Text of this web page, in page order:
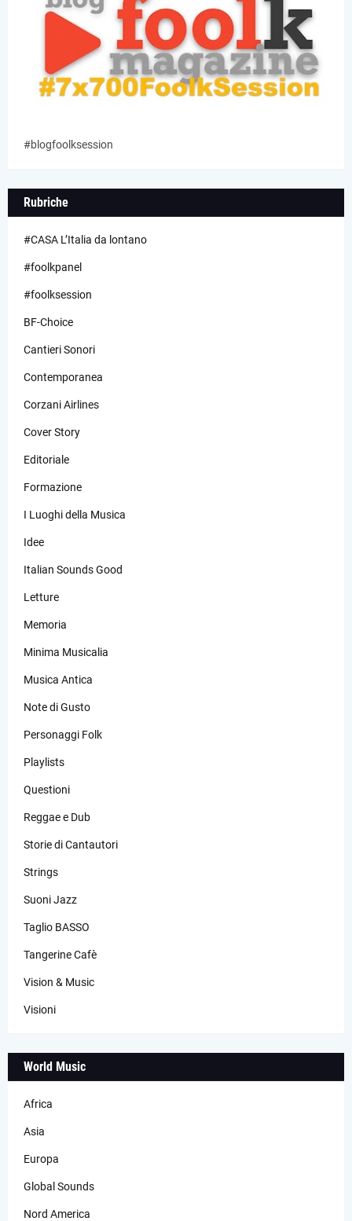
#blogfoolksession
Rubriche
#CASA L’Italia da lontano
#foolkpanel
#foolksession
BF-Choice
Cantieri Sonori
Contemporanea
Corzani Airlines
Cover Story
Editoriale
Formazione
I Luoghi della Musica
Idee
Italian Sounds Good
Letture
Memoria
Minima Musicalia
Musica Antica
Note di Gusto
Personaggi Folk
Playlists
Questioni
Reggae e Dub
Storie di Cantautori
Strings
Suoni Jazz
Taglio BASSO
Tangerine Cafè
Vision & Music
Visioni
World Music
Africa
Asia
Europa
Global Sounds
Nord America